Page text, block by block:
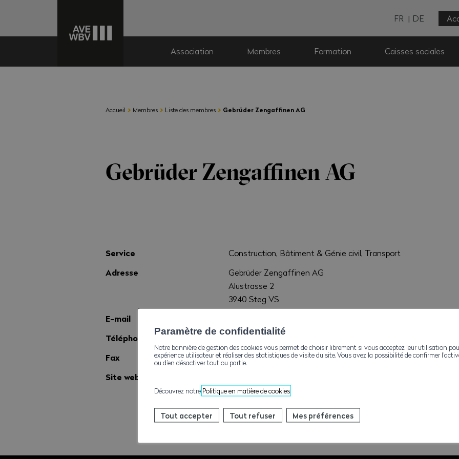
FR DE
Association Membres Formation Caisses sociales
Accueil › Membres › Liste des membres › Gebrüder Zengaffinen AG
Gebrüder Zengaffinen AG
Service Construction, Bâtiment & Génie civil, Transport
Adresse
Gebrüder Zengaffinen AG
Alustrasse 2
3940 Steg VS
E-mail
Téléphone +41279336100
Fax +41279336109
Site web
Paramètre de confidentialité
Notre bannière de gestion des cookies vous permet de choisir librement si vous acceptez leur utilisation
expérience utilisateur et réaliser des statistiques de visite du site. Vous avez la possibilité de confirmer
ou d’en désactiver tout ou partie.
Découvrez notre Politique en matière de cookies
Tout accepter Tout refuser Mes préférences